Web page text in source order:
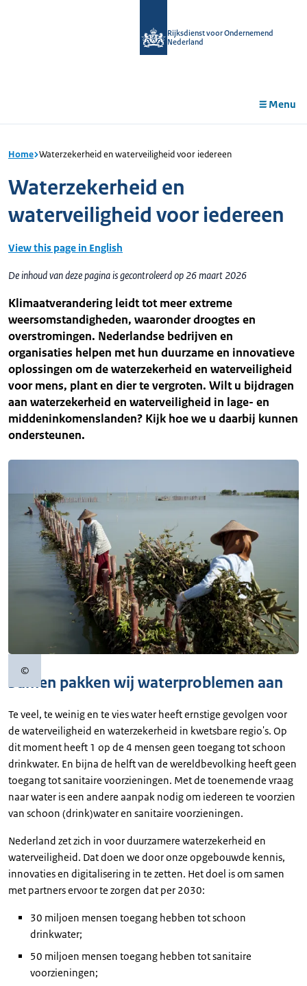
Rijksdienst voor Ondernemend
Nederland
Menu
Home Waterzekerheid en waterveiligheid voor iedereen
Waterzekerheid en
waterveiligheid voor iedereen
View this page in English
De inhoud van deze pagina is gecontroleerd op 26 maart 2026
Klimaatverandering leidt tot meer extreme
weersomstandigheden, waaronder droogtes en
overstromingen. Nederlandse bedrijven en
organisaties helpen met hun duurzame en innovatieve
oplossingen om de waterzekerheid en waterveiligheid
voor mens, plant en dier te vergroten. Wilt u bijdragen
aan waterzekerheid en waterveiligheid in lage- en
middeninkomenslanden? Kijk hoe we u daarbij kunnen
ondersteunen.
©Copyrightinformatie
Samen pakken wij waterproblemen aan
Te veel, te weinig en te vies water heeft ernstige gevolgen voor
de waterveiligheid en waterzekerheid in kwetsbare regio's. Op
dit moment heeft 1 op de 4 mensen geen toegang tot schoon
drinkwater. En bijna de helft van de wereldbevolking heeft geen
toegang tot sanitaire voorzieningen. Met de toenemende vraag
naar water is een andere aanpak nodig om iedereen te voorzien
van schoon (drink)water en sanitaire voorzieningen.
Nederland zet zich in voor duurzamere waterzekerheid en
waterveiligheid. Dat doen we door onze opgebouwde kennis,
innovaties en digitalisering in te zetten. Het doel is om samen
met partners ervoor te zorgen dat per 2030:
30 miljoen mensen toegang hebben tot schoon
drinkwater;
50 miljoen mensen toegang hebben tot sanitaire
voorzieningen;